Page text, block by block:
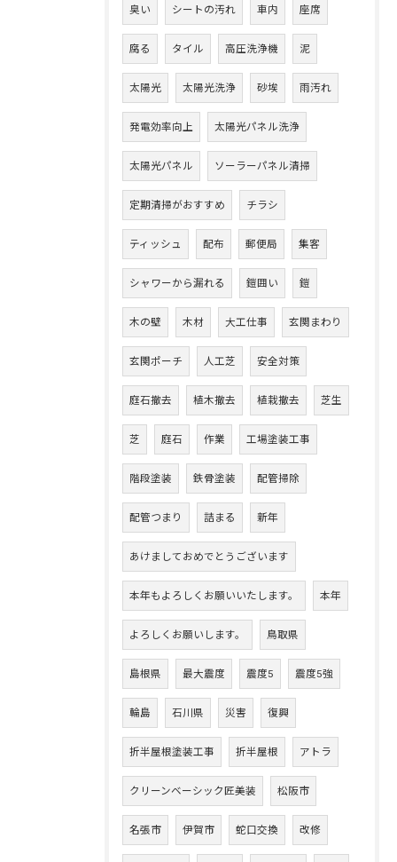
臭い シートの汚れ 車内 座席
腐る タイル 高圧洗浄機 泥
太陽光 太陽光洗浄 砂埃 雨汚れ
発電効率向上 太陽光パネル洗浄
太陽光パネル ソーラーパネル清掃
定期清掃がおすすめ チラシ
ティッシュ 配布 郵便局 集客
シャワーから漏れる 鎧囲い 鎧
木の壁 木材 大工仕事 玄関まわり
玄関ポーチ 人工芝 安全対策
庭石撤去 植木撤去 植栽撤去 芝生
芝 庭石 作業 工場塗装工事
階段塗装 鉄骨塗装 配管掃除
配管つまり 詰まる 新年
あけましておめでとうございます
本年もよろしくお願いいたします。 本年
よろしくお願いします。 鳥取県
島根県 最大震度 震度5 震度5強
輪島 石川県 災害 復興
折半屋根塗装工事 折半屋根 アトラ
クリーンベーシック匠美装 松阪市
名張市 伊賀市 蛇口交換 改修